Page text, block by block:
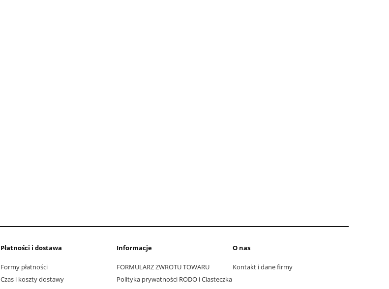
Płatności i dostawa
Formy płatności
Czas i koszty dostawy
Informacje
FORMULARZ ZWROTU TOWARU
Polityka prywatności RODO i Ciasteczka
O nas
Kontakt i dane firmy